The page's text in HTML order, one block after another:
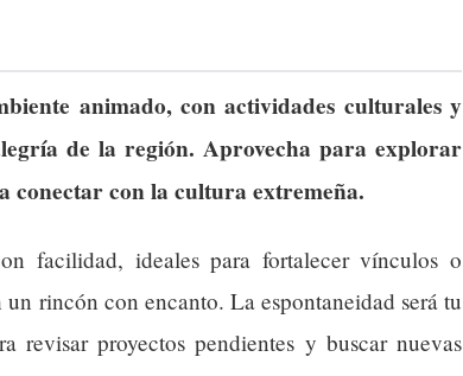
animado, con actividades culturales y
de la región. Aprovecha para explorar
conectar con la cultura extremeña.
facilidad, ideales para fortalecer vínculos o
rincón con encanto. La espontaneidad será tu
revisar proyectos pendientes y buscar nuevas